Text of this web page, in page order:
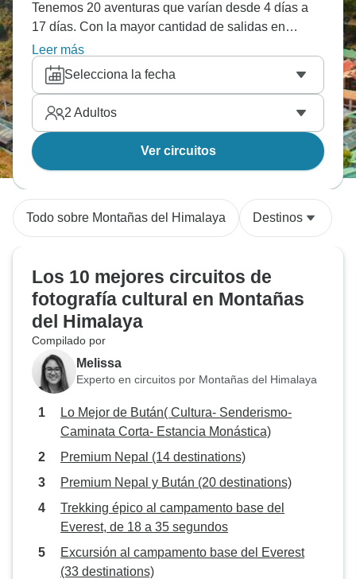
Tenemos 20 aventuras que varían desde 4 días a
17 días. Con la mayor cantidad de salidas en
Octubre, esta es también la época más popular del
año.
Leer más
Selecciona la fecha
2 Adultos
Ver circuitos
Todo sobre Montañas del Himalaya Destinos
Los 10 mejores circuitos de
fotografía cultural en Montañas
del Himalaya
Compilado por
Melissa
Experto en circuitos por Montañas del Himalaya
Lo Mejor de Bután( Cultura- Senderismo-
Caminata Corta- Estancia Monástica)
Premium Nepal (14 destinations)
Premium Nepal y Bután (20 destinations)
Trekking épico al campamento base del
Everest, de 18 a 35 segundos
Excursión al campamento base del Everest
(33 destinations)